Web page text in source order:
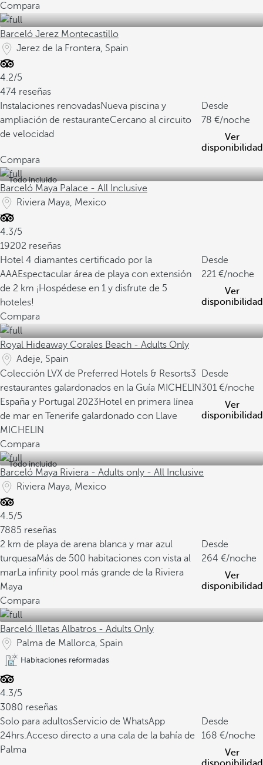
Compara
Barceló Jerez Montecastillo
Jerez de la Frontera, Spain
4.2/5
474 reseñas
Instalaciones renovadasNueva piscina y
ampliación de restauranteCercano al circuito
de velocidad
Desde
78
/noche
Ver
disponibilidad
Compara
Todo incluido
Barceló Maya Palace - All Inclusive
Riviera Maya, Mexico
4.3/5
19202 reseñas
Hotel 4 diamantes certificado por la
AAAEspectacular área de playa con extensión
de 2 km ¡Hospédese en 1 y disfrute de 5
hoteles!
Desde
221
/noche
Ver
disponibilidad
Compara
Royal Hideaway Corales Beach - Adults Only
Adeje, Spain
Colección LVX de Preferred Hotels & Resorts3
restaurantes galardonados en la Guía MICHELIN
España y Portugal 2023Hotel en primera línea
de mar en Tenerife galardonado con Llave
MICHELIN
Desde
301
/noche
Ver
disponibilidad
Compara
Todo incluido
Barceló Maya Riviera - Adults only - All Inclusive
Riviera Maya, Mexico
4.5/5
7885 reseñas
2 km de playa de arena blanca y mar azul
turquesaMás de 500 habitaciones con vista al
marLa infinity pool más grande de la Riviera
Maya
Desde
264
/noche
Ver
disponibilidad
Compara
Barceló Illetas Albatros - Adults Only
Palma de Mallorca, Spain
Habitaciones reformadas
4.3/5
3080 reseñas
Solo para adultosServicio de WhatsApp
24hrs.Acceso directo a una cala de la bahía de
Palma
Desde
168
/noche
Ver